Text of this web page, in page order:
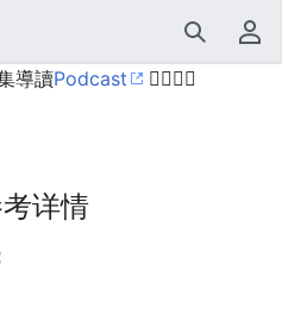
搜索
用户菜单
導讀Podcast 🙋‍♂️🙋‍♀️
详情